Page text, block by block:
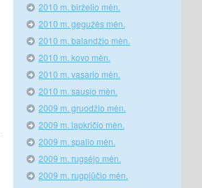
2010 m. birželio mėn.
2010 m. gegužės mėn.
2010 m. balandžio mėn.
2010 m. kovo mėn.
2010 m. vasario mėn.
2010 m. sausio mėn.
2009 m. gruodžio mėn.
2009 m. lapkričio mėn.
2009 m. spalio mėn.
2009 m. rugsėjo mėn.
2009 m. rugpjūčio mėn.